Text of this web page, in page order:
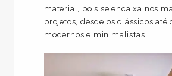
material, pois se encaixa nos
projetos, desde os clássicos até
modernos e minimalistas.